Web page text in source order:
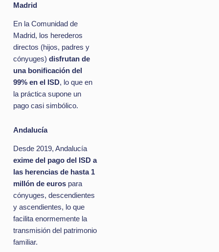
Madrid
En la Comunidad de
Madrid, los herederos
directos (hijos, padres y
cónyuges) disfrutan de
una bonificación del
99% en el ISD, lo que en
la práctica supone un
pago casi simbólico.
Andalucía
Desde 2019, Andalucía
exime del pago del ISD a
las herencias de hasta 1
millón de eurospara
cónyuges, descendientes
y ascendientes, lo que
facilita enormemente la
transmisión del patrimonio
familiar.